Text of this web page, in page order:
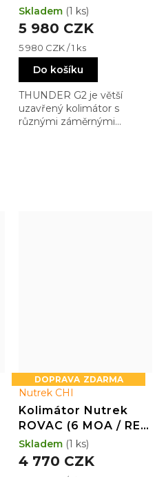
(Variable MOA / RED
/ 30x22)
5 980 CZK
Měrná
cena:
5 980 CZK / 1 ks
Do košíku
THUNDER G2 je větší
uzavřený kolimátor s
různými záměrnými
Skladem (1 ks)
ZDARMA
Nutrek CHI
Kolimátor Nutrek
ROVAC (6 MOA / RED
/ 20x16)
4 770 CZK
Skladem (1 ks)